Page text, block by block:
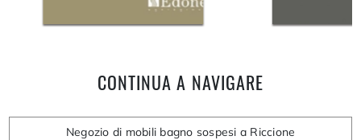
CONTINUA A NAVIGARE
Negozio di mobili bagno sospesi a Riccione